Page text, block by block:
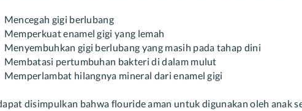
Mencegah gigi berlubang
Memperkuat enamel gigi yang lemah
Menyembuhkan gigi berlubang yang masih pada tahap dini
Membatasi pertumbuhan bakteri di dalam mulut
Memperlambat hilangnya mineral dari enamel gigi
disimpulkan bahwa flouride aman untuk digunakan oleh anak